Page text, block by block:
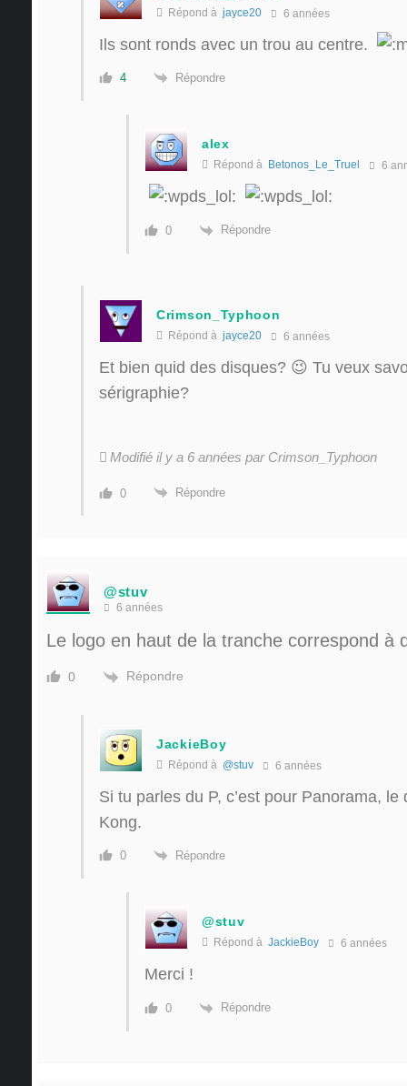
Répond à jayce20 6 années
Ils sont ronds avec un trou au centre.
4 Répondre
alex
Répond à Betonos_Le_Truel 6
0 Répondre
Crimson_Typhoon
Répond à jayce20 6 années
Et bien quid des disques? 😉 Tu veux
sérigraphie?
Modifié il y a 6 années par Crimson_Typhoon
0 Répondre
@stuv
6 années
Le logo en haut de la tranche correspond à
0 Répondre
JackieBoy
Répond à @stuv 6 années
Si tu parles du P, c’est pour Panorama,
Kong.
0 Répondre
@stuv
Répond à JackieBoy 6 années
Merci !
0 Répondre